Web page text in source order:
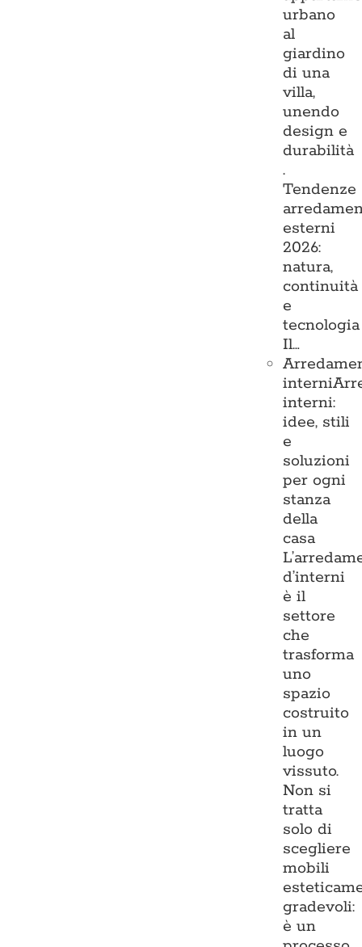
urbano
al
giardino
di una
villa,
unendo
design e
durabilità
.
Tendenze
esterni
2026:
natura,
continuità
e
tecnologia
Il…
interni
interni:
idee, stili
e
soluzioni
per ogni
stanza
della
casa
d’interni
è il
settore
che
trasforma
uno
spazio
costruito
in un
luogo
vissuto.
Non si
tratta
solo di
scegliere
mobili
gradevoli:
è un